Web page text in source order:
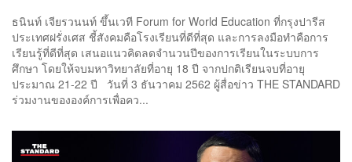
ธนินท์ เจียรวนนท์ ขึ้นเวที Forum for World Education ที่กรุงปารีส
ประเทศฝรั่งเศส ชี้สังคมคือโรงเรียนที่ดีที่สุด และการลงมือทำคือการ
เรียนรู้ที่ดีที่สุด เสนอแนวคิดลดจำนวนปีของการเรียนในระบบการ
ศึกษา โดยให้จบมหาวิทยาลัยที่อายุ 18 ปี จากปกติเรียนจบที่อายุ
ประมาณ 21-22 ปี วันที่ 3 ธันวาคม 2562 ผู้สื่อข่าว THE STANDARD
ร่วมงานขององค์การเพื่อคว...